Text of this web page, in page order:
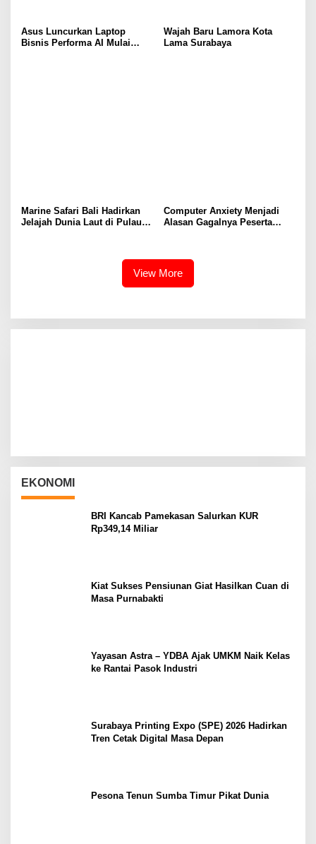
Asus Luncurkan Laptop
Bisnis Performa AI Mulai
Wajah Baru Lamora Kota
Lama Surabaya
Marine Safari Bali Hadirkan
Jelajah Dunia Laut di Pulau
Computer Anxiety Menjadi
Alasan Gagalnya Peserta
View More
EKONOMI
BRI Kancab Pamekasan Salurkan KUR
Rp349,14 Miliar
Kiat Sukses Pensiunan Giat Hasilkan Cuan di
Masa Purnabakti
Yayasan Astra – YDBA Ajak UMKM Naik Kelas
ke Rantai Pasok Industri
Surabaya Printing Expo (SPE) 2026 Hadirkan
Tren Cetak Digital Masa Depan
Pesona Tenun Sumba Timur Pikat Dunia